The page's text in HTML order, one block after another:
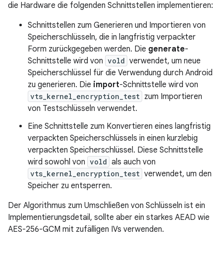
die Hardware die folgenden Schnittstellen implementieren:
Schnittstellen zum Generieren und Importieren von
Speicherschlüsseln, die in langfristig verpackter
Form zurückgegeben werden. Die generate-
Schnittstelle wird von vold verwendet, um neue
Speicherschlüssel für die Verwendung durch Android
zu generieren. Die import-Schnittstelle wird von
vts_kernel_encryption_test zum Importieren
von Testschlüsseln verwendet.
Eine Schnittstelle zum Konvertieren eines langfristig
verpackten Speicherschlüssels in einen kurzlebig
verpackten Speicherschlüssel. Diese Schnittstelle
wird sowohl von vold als auch von
vts_kernel_encryption_test verwendet, um den
Speicher zu entsperren.
Der Algorithmus zum Umschließen von Schlüsseln ist ein
Implementierungsdetail, sollte aber ein starkes AEAD wie
AES-256-GCM mit zufälligen IVs verwenden.